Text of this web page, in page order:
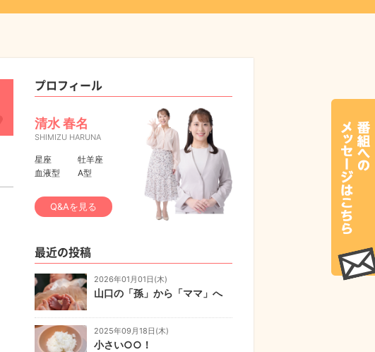
プロフィール
清水 春名
SHIMIZU HARUNA
星座
牡羊座
血液型
A型
Q&Aを見る
最近の投稿
2026年01月01日(木)
山口の「孫」から「ママ」へ
2025年09月18日(木)
小さい○○！